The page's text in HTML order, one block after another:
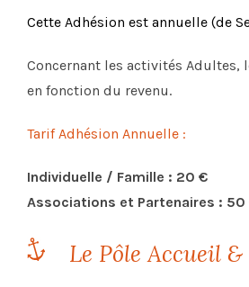
Cette Adhésion est annuelle (de
Concernant les activités Adultes,
en fonction du revenu.
Tarif Adhésion Annuelle :
Individuelle / Famille : 20 €
Associations et Partenaires : 50
Le Pôle Accueil &